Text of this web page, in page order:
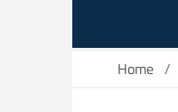
Home /